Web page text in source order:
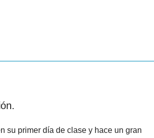
su primer día de clase y hace un gran